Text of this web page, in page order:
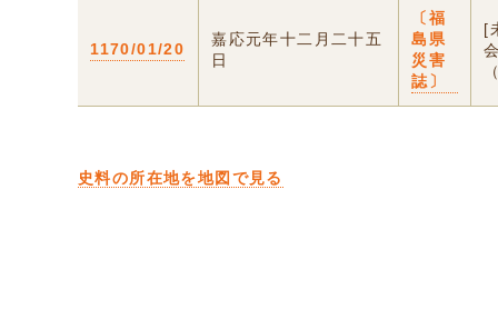
1170/01/20
嘉応元年十二月二十五
日
〔福
島県
災害
誌〕
[
史料の所在地を地図で見る